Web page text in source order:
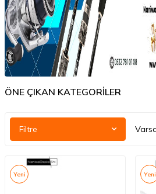
ÖNE ÇIKAN KATEGORİLER
Filtre
Yeni Yeni